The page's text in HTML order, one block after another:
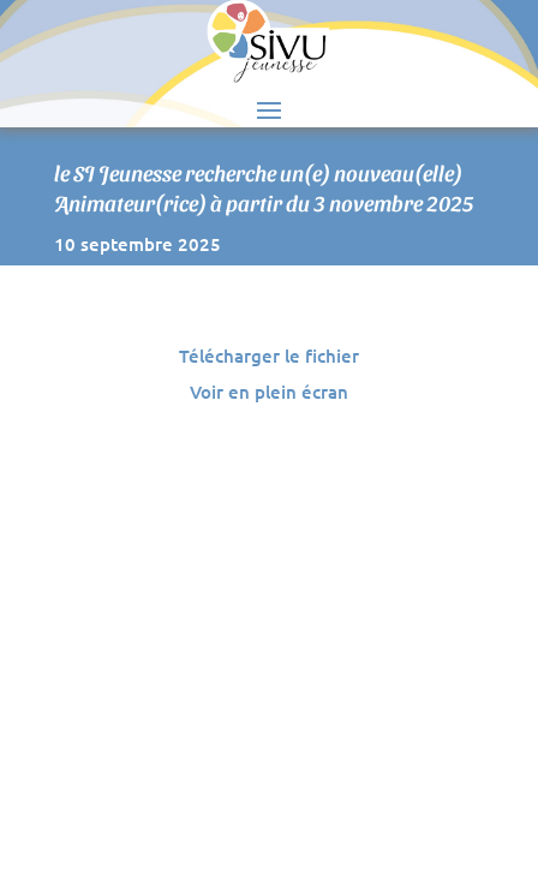
le SI Jeunesse recherche un(e) nouveau(elle)
Animateur(rice) à partir du 3 novembre 2025
10 septembre 2025
Télécharger le fichier
Voir en plein écran